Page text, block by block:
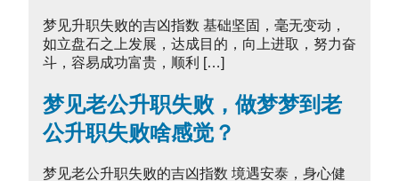
梦见升职失败的吉凶指数 基础坚固，毫无变动，
如立盘石之上发展，达成目的，向上进取，努力奋
斗，容易成功富贵，顺利 […]
梦见老公升职失败，做梦梦到老
公升职失败啥感觉？
梦见老公升职失败的吉凶指数 境遇安泰，身心健